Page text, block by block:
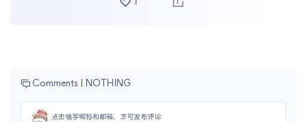
1
Comments | NOTHING
点击填写昵称和邮箱，方可发布评论